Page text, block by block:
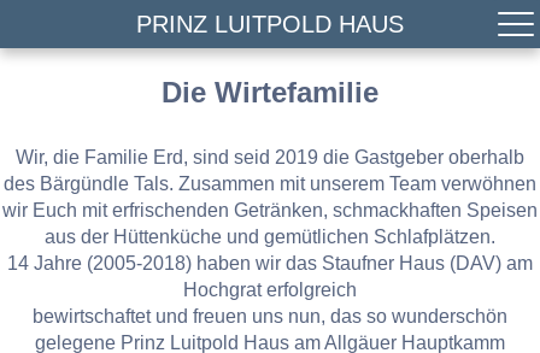
PRINZ LUITPOLD HAUS
Die Wirtefamilie
Wir, die Familie Erd, sind seid 2019 die Gastgeber oberhalb
des Bärgündle Tals. Zusammen mit unserem Team verwöhnen
wir Euch mit erfrischenden Getränken, schmackhaften Speisen
aus der Hüttenküche und gemütlichen Schlafplätzen.
14 Jahre (2005-2018) haben wir das Staufner Haus (DAV) am
Hochgrat erfolgreich
bewirtschaftet und freuen uns nun, das so wunderschön
gelegene Prinz Luitpold Haus am Allgäuer Hauptkamm